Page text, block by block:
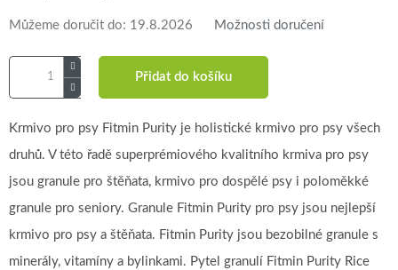
Můžeme doručit do: 19.8.2026 Možnosti doručení
Přidat do košíku
Krmivo pro psy Fitmin Purity je holistické krmivo pro psy všech
druhů. V této řadě superprémiového kvalitního krmiva pro psy
jsou granule pro štěňata, krmivo pro dospělé psy i poloměkké
granule pro seniory. Granule Fitmin Purity pro psy jsou nejlepší
krmivo pro psy a štěňata. Fitmin Purity jsou bezobilné granule s
minerály, vitamíny a bylinkami. Pytel granulí Fitmin Purity Rice